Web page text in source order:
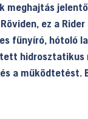
meghajtás
ez a
fűnyíró, hótoló
hidrosztatikus
a működtetést.